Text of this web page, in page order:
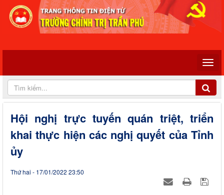
Hội nghị trực tuyến quán triệt, triển
khai thực hiện các nghị quyết của Tỉnh
ủy
Thứ hai - 17/01/2022 23:50